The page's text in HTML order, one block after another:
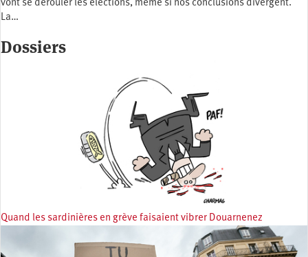
vont se dérouler les élections, même si nos conclusions divergent.
La…
Dossiers
Quand les sardinières en grève faisaient vibrer Douarnenez